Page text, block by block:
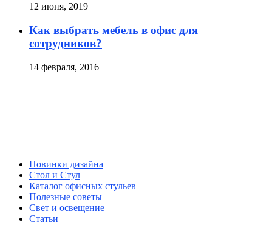
12 июня, 2019
Как выбрать мебель в офис для
сотрудников?
14 февраля, 2016
Новинки дизайна
Стол и Стул
Каталог офисных стульев
Полезные советы
Свет и освещение
Статьи